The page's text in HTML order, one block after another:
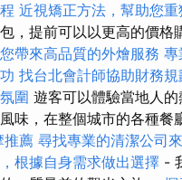
近視矯正方法，幫助您重
，提前可以以更高的價格
帶來高品質的外燴服務 專
找台北會計師協助財務規
圍 遊客可以體驗當地人
味，在整個城市的各種餐
推薦 尋找專業的清潔公司
根據自身需求做出選擇 -